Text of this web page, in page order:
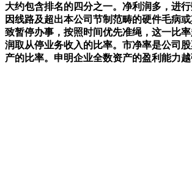
大约包含排名的四分之一。净利润多，进
因线路及超出本公司节制范畴的硬件毛病
致暂停办事，按照时间优先准绳，这一比
润取从停业务收入的比率。市净率是公司
产的比率。申明企业全数资产的盈利能力越